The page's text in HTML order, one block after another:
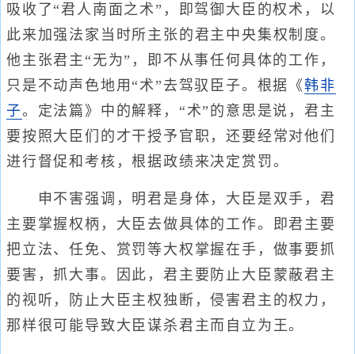
吸收了“君人南面之术”，即驾御大臣的权术，以
此来加强法家当时所主张的君主中央集权制度。
他主张君主“无为”，即不从事任何具体的工作，
只是不动声色地用“术”去驾驭臣子。根据《韩非
子。定法篇》中的解释，“术”的意思是说，君主
要按照大臣们的才干授予官职，还要经常对他们
进行督促和考核，根据政绩来决定赏罚。
申不害强调，明君是身体，大臣是双手，君
主要掌握权柄，大臣去做具体的工作。即君主要
把立法、任免、赏罚等大权掌握在手，做事要抓
要害，抓大事。因此，君主要防止大臣蒙蔽君主
的视听，防止大臣主权独断，侵害君主的权力，
那样很可能导致大臣谋杀君主而自立为王。